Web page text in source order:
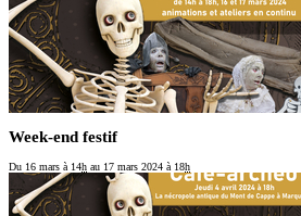
Week-end festif
Du 16 mars à 14h au 17 mars 2024 à 18h